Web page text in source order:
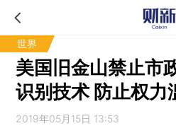
世界
美国旧金山禁止市
识别技术 防止权力
2019年05月15日 13:53